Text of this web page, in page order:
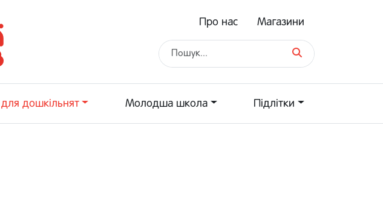
Про нас Магазини
дошкільнят Молодша школа Підлітки